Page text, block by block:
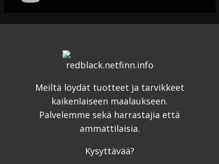
Meiltä löydät tuotteet ja tarvikkeet
kaikenlaiseen maalaukseen.
Palvelemme sekä harrastajia että
ammattilaisia.
Kysyttävää?